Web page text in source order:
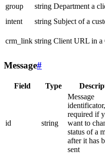
group
string Department a
intent
string Subject of a
crm_link string Client URL in a
Message#
Field Type
id string
Message
identificator,
required if
want to
status of a
after it has
sent